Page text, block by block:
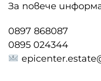
За повече
0897 868087
0895 024344